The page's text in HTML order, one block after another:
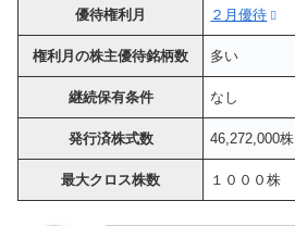
優待権利月 ２月優待
権利月の株主優待銘柄数 多い
継続保有条件 なし
発行済株式数 46,272,000株
最大クロス株数 １０００株